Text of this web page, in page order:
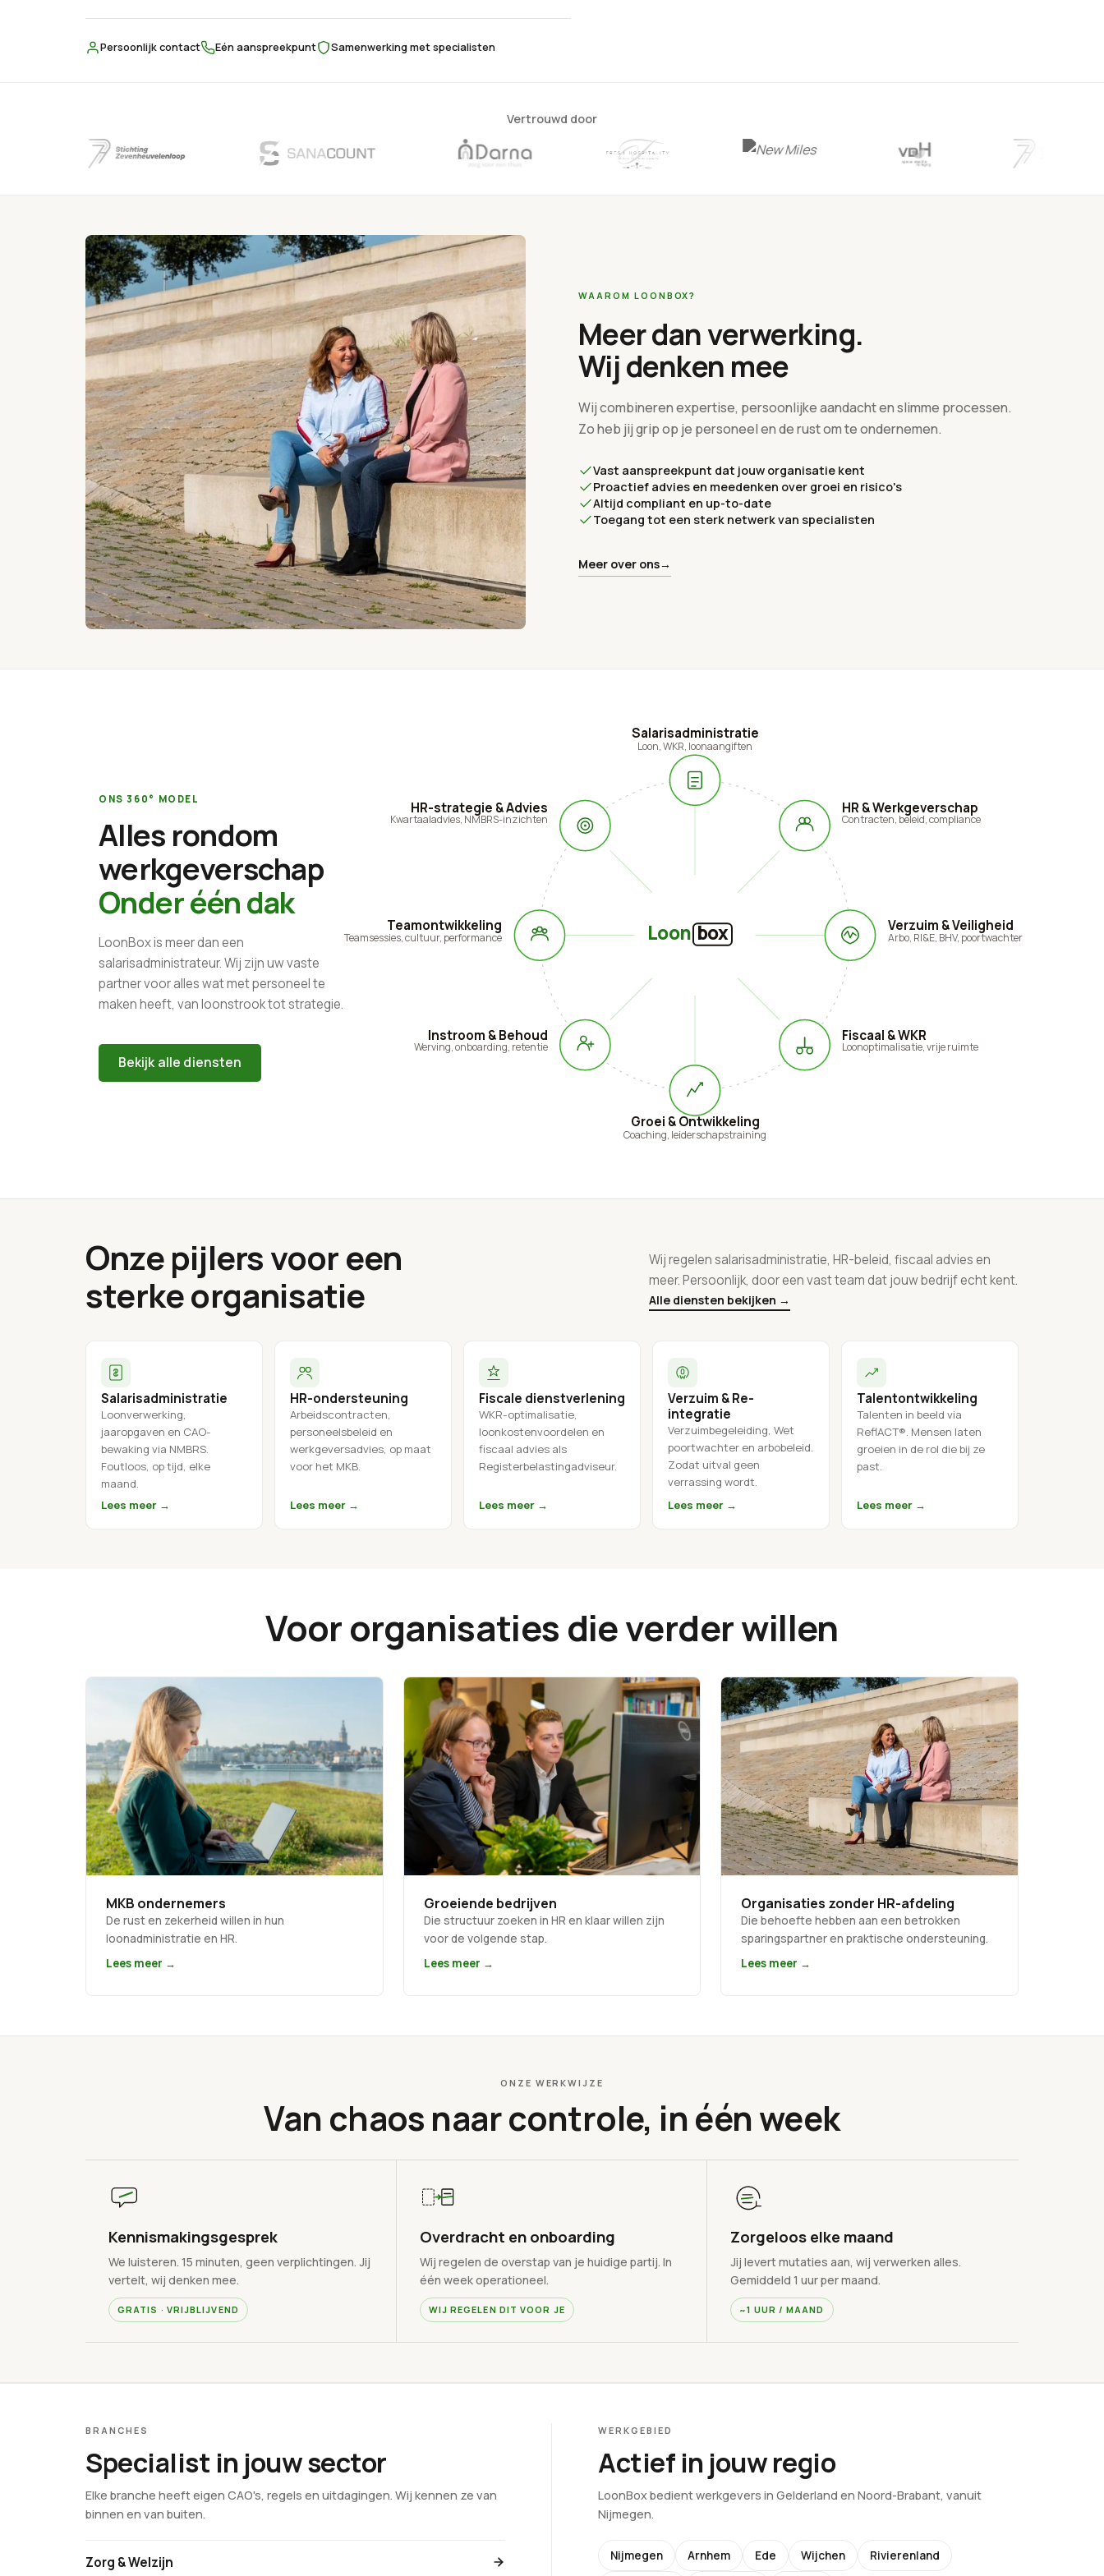
Persoonlijk contact Eén aanspreekpunt Samenwerking met specialisten
Vertrouwd door
WAAROM LOONBOX?
Meer dan verwerking.
Wij denken mee
Wij combineren expertise, persoonlijke aandacht en slimme processen.
Zo heb jij grip op je personeel en de rust om te ondernemen.
Vast aanspreekpunt dat jouw organisatie kent
Proactief advies en meedenken over groei en risico's
Altijd compliant en up-to-date
Toegang tot een sterk netwerk van specialisten
Meer over ons→
ONS 360° MODEL
Alles rondom
werkgeverschap
Onder één dak
LoonBox is meer dan een
salarisadministrateur. Wij zijn uw vaste
partner voor alles wat met personeel te
maken heeft, van loonstrook tot strategie.
Bekijk alle diensten
Loon box
Salarisadministratie
Loon, WKR, loonaangiften
HR & Werkgeverschap
Contracten, beleid, compliance
Verzuim & Veiligheid
Arbo, RI&E, BHV, poortwachter
Fiscaal & WKR
Loonoptimalisatie, vrije ruimte
Groei & Ontwikkeling
Coaching, leiderschapstraining
Instroom & Behoud
Werving, onboarding, retentie
Teamontwikkeling
Teamsessies, cultuur, performance
HR-strategie & Advies
Kwartaaladvies, NMBRS-inzichten
Onze pijlers voor een
sterke organisatie
Wij regelen salarisadministratie, HR-beleid, fiscaal advies en
meer. Persoonlijk, door een vast team dat jouw bedrijf echt kent.
Alle diensten bekijken →
Salarisadministratie
Loonverwerking,
jaaropgaven en CAO-
bewaking via NMBRS.
Foutloos, op tijd, elke
maand.
Lees meer →
HR-ondersteuning
Arbeidscontracten,
personeelsbeleid en
werkgeversadvies, op maat
voor het MKB.
Lees meer →
Fiscale dienstverlening
WKR-optimalisatie,
loonkostenvoordelen en
fiscaal advies als
Registerbelastingadviseur.
Lees meer →
Verzuim & Re-
integratie
Verzuimbegeleiding, Wet
poortwachter en arbobeleid.
Zodat uitval geen
verrassing wordt.
Lees meer →
Talentontwikkeling
Talenten in beeld via
ReflACT®. Mensen laten
groeien in de rol die bij ze
past.
Lees meer →
Voor organisaties die verder willen
MKB ondernemers
De rust en zekerheid willen in hun
loonadministratie en HR.
Lees meer →
Groeiende bedrijven
Die structuur zoeken in HR en klaar willen zijn
voor de volgende stap.
Lees meer →
Organisaties zonder HR-afdeling
Die behoefte hebben aan een betrokken
sparingspartner en praktische ondersteuning.
Lees meer →
ONZE WERKWIJZE
Van chaos naar controle, in één week
Kennismakingsgesprek
We luisteren. 15 minuten, geen verplichtingen. Jij
vertelt, wij denken mee.
GRATIS · VRIJBLIJVEND
Overdracht en onboarding
Wij regelen de overstap van je huidige partij. In
één week operationeel.
WIJ REGELEN DIT VOOR JE
Zorgeloos elke maand
Jij levert mutaties aan, wij verwerken alles.
Gemiddeld 1 uur per maand.
~1 UUR / MAAND
BRANCHES
Specialist in jouw sector
Elke branche heeft eigen CAO's, regels en uitdagingen. Wij kennen ze van
binnen en van buiten.
Zorg & Welzijn
WERKGEBIED
Actief in jouw regio
LoonBox bedient werkgevers in Gelderland en Noord-Brabant, vanuit
Nijmegen.
Nijmegen Arnhem Ede Wijchen Rivierenland